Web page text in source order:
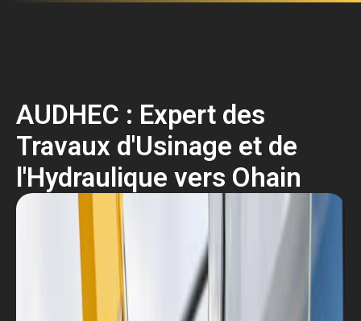
AUDHEC : Expert des
Travaux d'Usinage et de
l'Hydraulique vers Ohain